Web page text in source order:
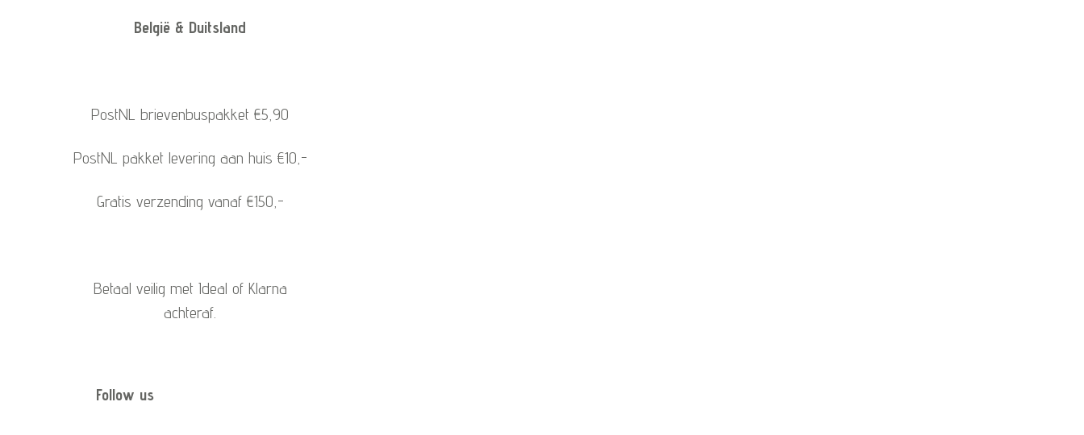
België & Duitsland
PostNL brievenbuspakket €5,90
PostNL pakket levering aan huis €10,-
Gratis verzending vanaf €150,-
Betaal veilig met Ideal of Klarna
achteraf.
Follow us